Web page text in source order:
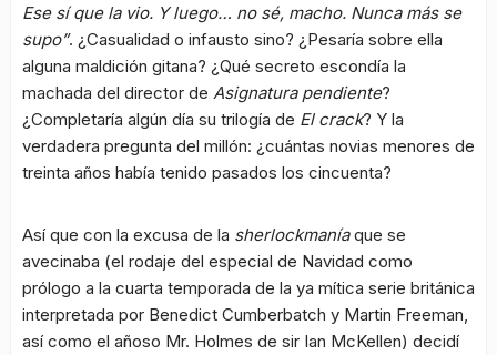
Ese sí que la vio. Y luego… no sé, macho. Nunca más se
supo”. ¿Casualidad o infausto sino? ¿Pesaría sobre ella
alguna maldición gitana? ¿Qué secreto escondía la
machada del director de Asignatura pendiente?
¿Completaría algún día su trilogía de El crack? Y la
verdadera pregunta del millón: ¿cuántas novias menores de
treinta años había tenido pasados los cincuenta?
Así que con la excusa de la sherlockmaníaque se
avecinaba (el rodaje del especial de Navidad como
prólogo a la cuarta temporada de la ya mítica serie británica
interpretada por Benedict Cumberbatch y Martin Freeman,
así como el añoso Mr. Holmes de sir Ian McKellen) decidí